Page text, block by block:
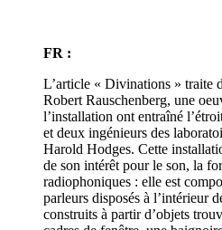
FR :
L’article « Divinations » traite
Robert Rauschenberg, une
l’installation ont entraîné
et deux ingénieurs des
Harold Hodges. Cette
de son intérêt pour le son, la
radiophoniques : elle est
parleurs disposés à l’intérieur
construits à partir d’objets